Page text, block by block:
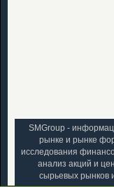
SMGroup -
рынке и рынке
исследования
анализ акций и
сырьевых рынков